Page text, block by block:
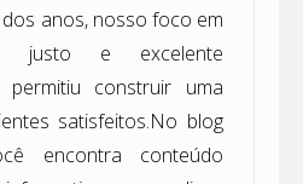
anos, nosso foco em
justo e excelente
permitiu construir uma
satisfeitos.No blog
encontra conteúdo